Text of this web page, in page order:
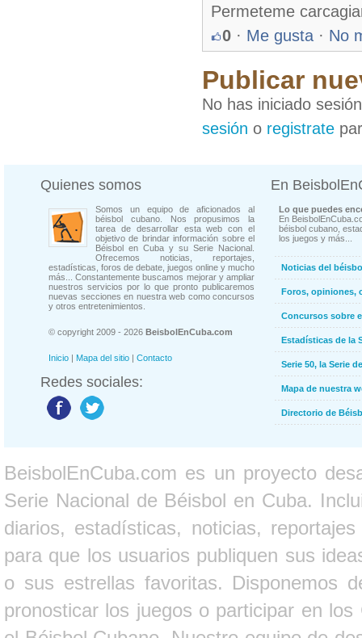
Permeteme
0 · Me gusta · No
Publicar
No has iniciado
sesión o registrate
Quienes somos
Somos un equipo de aficionados al
béisbol cubano. Nos propusimos la
tarea de desarrollar esta web con el
objetivo de brindar información sobre el
Béisbol en Cuba y su Serie Nacional.
Ofrecemos noticias, reportajes,
estadísticas, foros de debate, juegos online y mucho
más... Constantemente buscamos mejorar y ampliar
nuestros servicios por lo que pronto publicaremos
nuevas secciones en nuestra web como concursos
y otros entretenimientos.
© copyright 2009 - 2026 BeisbolEnCuba.com
Inicio | Mapa del sitio | Contacto
Redes sociales:
En
Lo que puedes
En
béisbol cubano,
los juegos y más...
Noticias del
Foros, opiniones,
Concursos sobre
Estadísticas de la
Serie 50, la Serie
Mapa de nuestra
Directorio de
BeisbolEnCuba.com es un proyecto
Serie Nacional de Béisbol en Cuba.
diarios, estadísticas, noticias,
para que los usuarios publiquen sus
o sus estrellas favoritas. Disponemos
pronosticar los juegos o participar en